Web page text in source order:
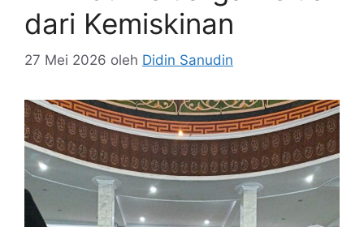
dari Kemiskinan
27 Mei 2026 oleh Didin Sanudin